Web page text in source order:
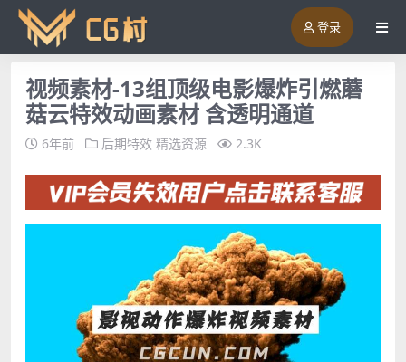
登录
视频素材-13组顶级电影爆炸引燃蘑
菇云特效动画素材 含透明通道
6年前 后期特效 精选资源 2.3K